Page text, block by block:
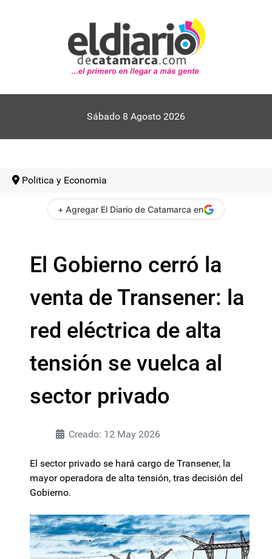
Sábado 8 Agosto 2026
Politica y Economia
+ Agregar El Diario de Catamarca en
El Gobierno cerró la
venta de Transener: la
red eléctrica de alta
tensión se vuelca al
sector privado
Creado: 12 May 2026
El sector privado se hará cargo de Transener, la
mayor operadora de alta tensión, tras decisión del
Gobierno.